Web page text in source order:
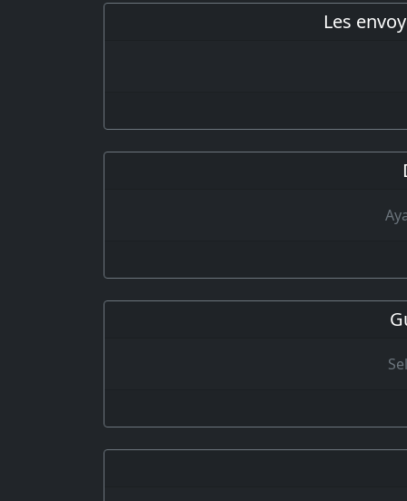
Les